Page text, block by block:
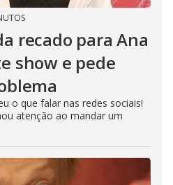
recado para Ana
show e pede
o que falar nas redes sociais!
atenção ao mandar um